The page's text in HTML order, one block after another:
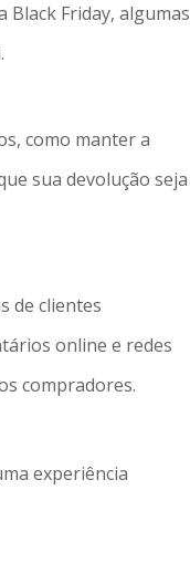
Friday, algumas
como manter a
sua devolução seja
de clientes
online e redes
compradores.
experiência